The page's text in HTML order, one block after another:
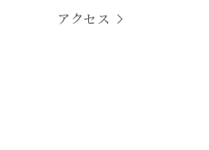
アクセス